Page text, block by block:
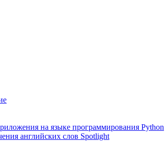
на языке программирования Python
английских слов Spotlight